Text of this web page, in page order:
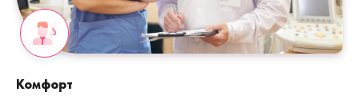
Комфорт